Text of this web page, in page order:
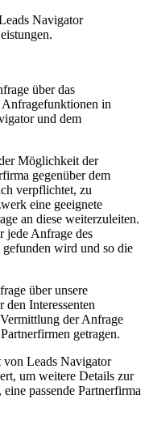
Navigator
über das
in
und dem
Möglichkeit der
gegenüber dem
verpflichtet, zu
eine geeignete
an diese weiterzuleiten.
jede Anfrage des
gefunden wird und so die
über unsere
Interessenten
der Anfrage
getragen.
von Leads Navigator
um weitere Details zur
passende Partnerfirma